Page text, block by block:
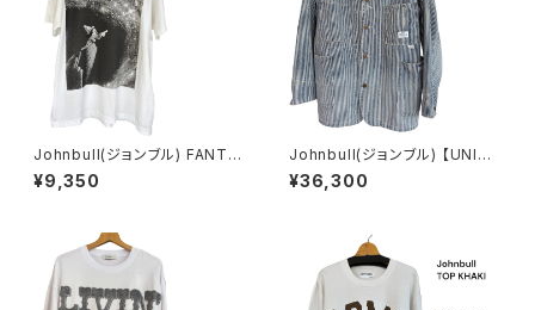
Johnbull(ジョンブル) FANTA
SIA / Spellbound Tシャツ
¥9,350
Johnbull(ジョンブル) 【UNIO
N HERCULES MADE】チョア
ジャケット ヒッコリー
¥36,300